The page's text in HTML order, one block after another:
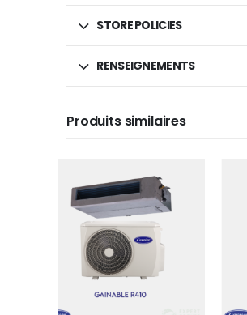
STORE POLICIES
RENSEIGNEMENTS
Produits similaires